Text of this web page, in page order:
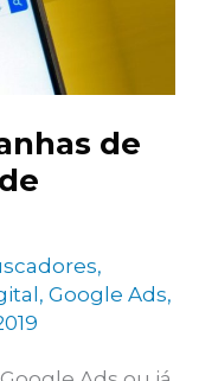
de
,
, Google Ads,